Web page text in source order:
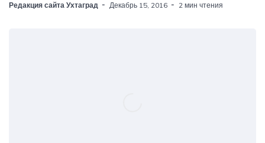
Редакция сайта Ухтаград Декабрь 15, 2016 2 мин чтения